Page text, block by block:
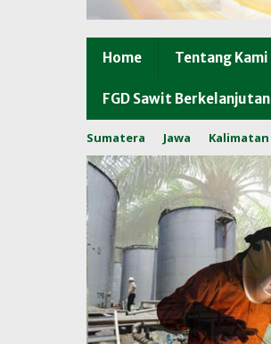
Home Tentang Kami
FGD Sawit Berkelanjutan
Sumatera Jawa Kalimatan